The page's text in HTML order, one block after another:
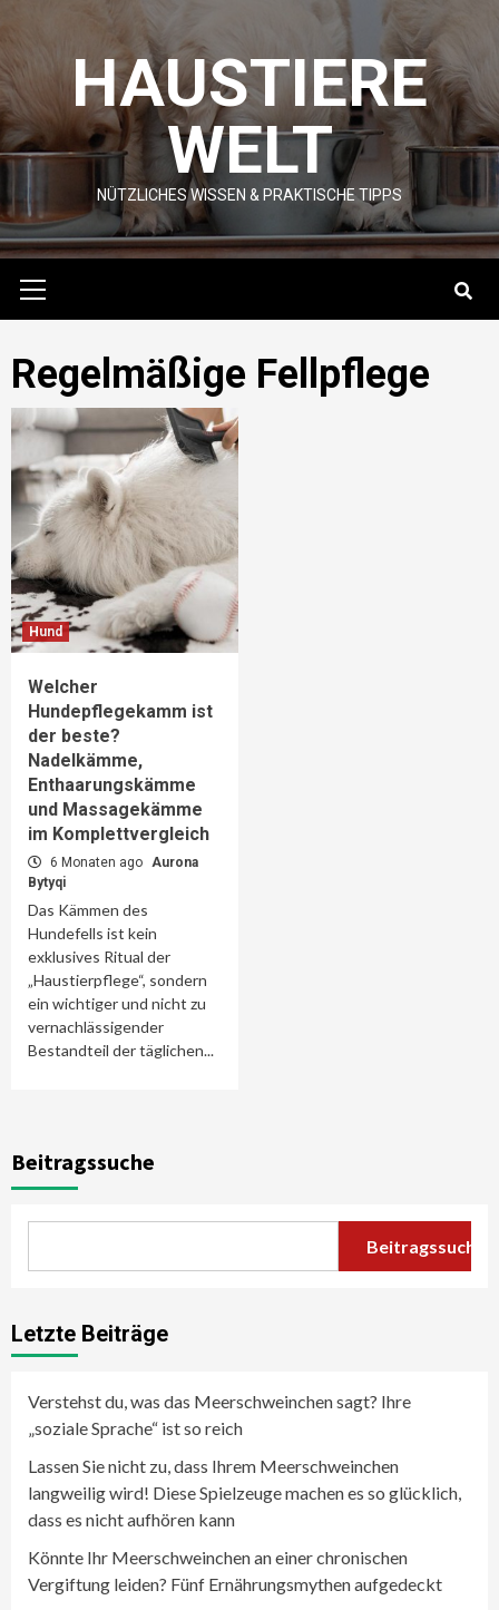
content HAUSTIERE
WELT
NÜTZLICHES WISSEN & PRAKTISCHE TIPPS
Menu
Regelmäßige Fellpflege
Hund
Welcher
Hundepflegekamm ist
der beste?
Nadelkämme,
Enthaarungskämme
und Massagekämme
im Komplettvergleich
6 Monaten ago Aurona
Bytyqi
Das Kämmen des
Hundefells ist kein
exklusives Ritual der
„Haustierpflege“, sondern
ein wichtiger und nicht zu
vernachlässigender
Bestandteil der täglichen...
Beitragssuche
Beitragssuche
Letzte Beiträge
Verstehst du, was das Meerschweinchen sagt? Ihre
„soziale Sprache“ ist so reich
Lassen Sie nicht zu, dass Ihrem Meerschweinchen
langweilig wird! Diese Spielzeuge machen es so glücklich,
dass es nicht aufhören kann
Könnte Ihr Meerschweinchen an einer chronischen
Vergiftung leiden? Fünf Ernährungsmythen aufgedeckt